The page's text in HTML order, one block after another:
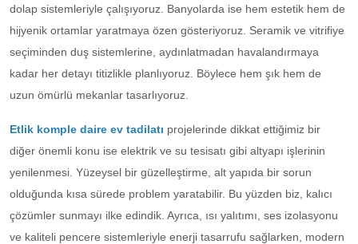
dolap sistemleriyle çalışıyoruz. Banyolarda ise hem estetik hem de
hijyenik ortamlar yaratmaya özen gösteriyoruz. Seramik ve vitrifiye
seçiminden duş sistemlerine, aydınlatmadan havalandırmaya
kadar her detayı titizlikle planlıyoruz. Böylece hem şık hem de
uzun ömürlü mekanlar tasarlıyoruz.
Etlik komple daire ev tadilatı projelerinde dikkat ettiğimiz bir
diğer önemli konu ise elektrik ve su tesisatı gibi altyapı işlerinin
yenilenmesi. Yüzeysel bir güzelleştirme, alt yapıda bir sorun
olduğunda kısa sürede problem yaratabilir. Bu yüzden biz, kalıcı
çözümler sunmayı ilke edindik. Ayrıca, ısı yalıtımı, ses izolasyonu
ve kaliteli pencere sistemleriyle enerji tasarrufu sağlarken, modern